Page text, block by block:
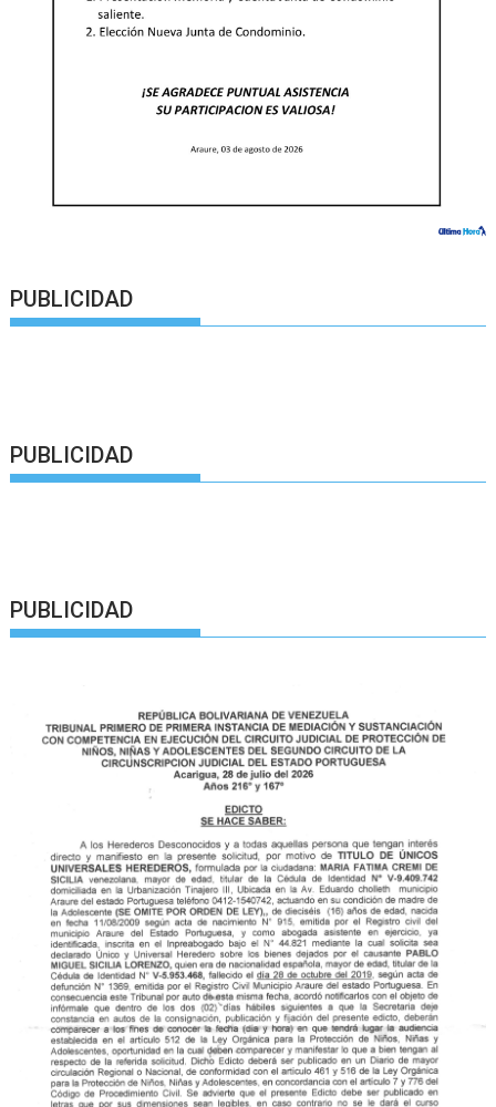
PUBLICIDAD
PUBLICIDAD
PUBLICIDAD